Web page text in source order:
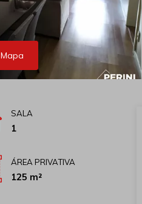
Mapa
SALA
1
ÁREA PRIVATIVA
125 m²